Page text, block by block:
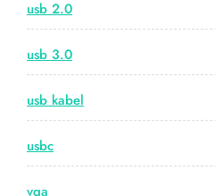
usb 2.0
usb 3.0
usb kabel
usbc
vga